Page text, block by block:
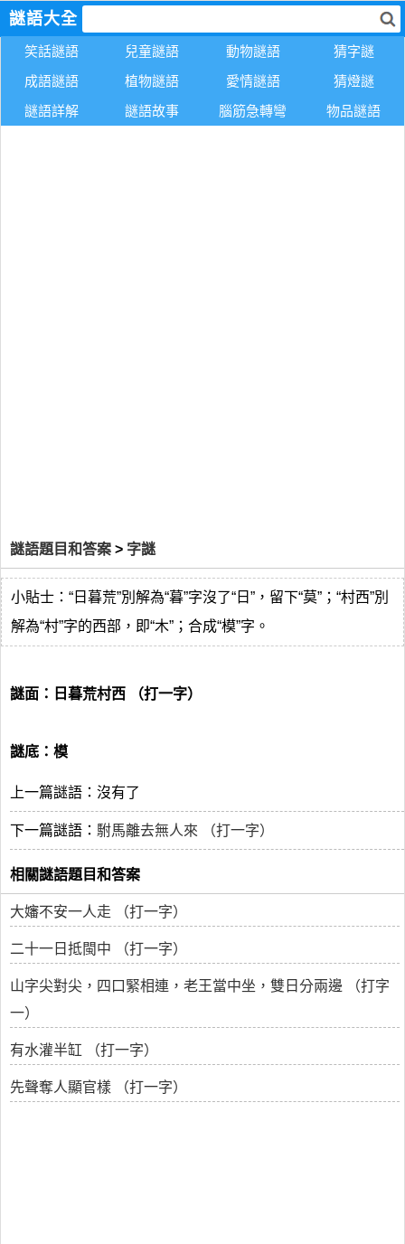
謎語大全
笑話謎語 兒童謎語 動物謎語
猜字謎
成語謎語
植物謎語 愛情謎語
猜燈謎
謎語詳解
謎語故事 腦筋急轉彎 物品謎語
謎語題目和答案 > 字謎
小貼士：“日暮荒”別解為“暮”字沒了“日”，留下“莫”；“村西”別
解為“村”字的西部，即“木”；合成“模”字。
謎面：日暮荒村西 （打一字）
謎底：模
上一篇謎語：沒有了
下一篇謎語： 駙馬離去無人來 （打一字）
相關謎語題目和答案
大嬸不安一人走 （打一字）
二十一日抵閩中 （打一字）
山字尖對尖，四口緊相連，老王當中坐，雙日分兩邊 （打字
一）
有水灌半缸 （打一字）
先聲奪人顯官樣 （打一字）